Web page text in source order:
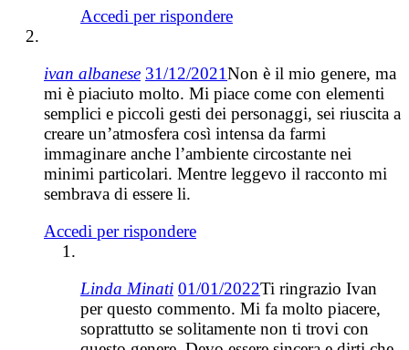
Accedi per rispondere
ivan albanese 31/12/2021Non è il mio genere, ma
mi è piaciuto molto. Mi piace come con elementi
semplici e piccoli gesti dei personaggi, sei riuscita a
creare un’atmosfera così intensa da farmi
immaginare anche l’ambiente circostante nei
minimi particolari. Mentre leggevo il racconto mi
sembrava di essere li.
Accedi per rispondere
Linda Minati 01/01/2022Ti ringrazio Ivan
per questo commento. Mi fa molto piacere,
soprattutto se solitamente non ti trovi con